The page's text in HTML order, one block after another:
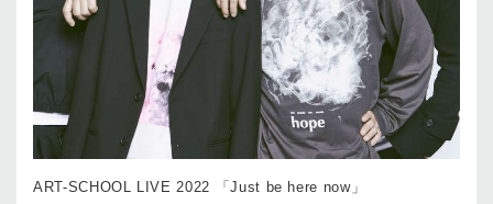
ART-SCHOOL LIVE 2022 「Just be here now」